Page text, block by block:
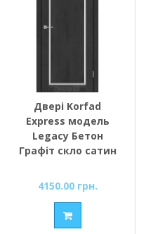
Двері Korfad
Express модель
Legacy Бетон
Графіт скло сатин
4150.00 грн.